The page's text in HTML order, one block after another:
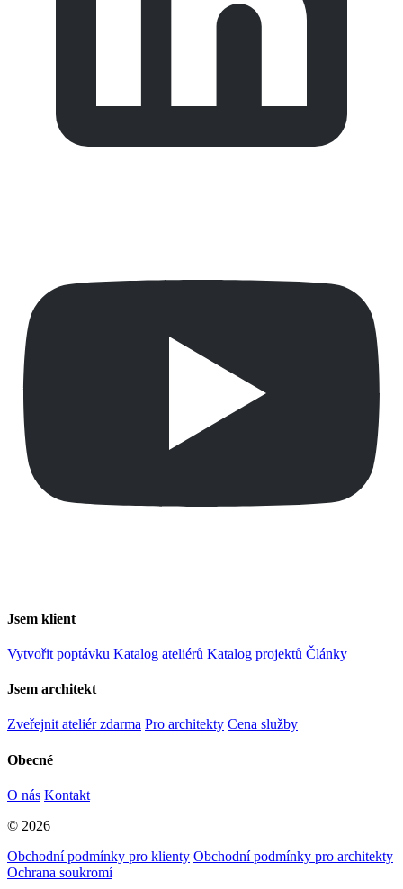
Jsem klient
Vytvořit poptávku Katalog ateliérů Katalog projektů Články
Jsem architekt
Zveřejnit ateliér zdarma Pro architekty Cena služby
Obecné
O nás Kontakt
© 2026
Obchodní podmínky pro klienty Obchodní podmínky pro architekty
Ochrana soukromí